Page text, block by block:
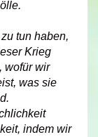
tun haben,
Krieg
wofür wir
was sie
indem wir